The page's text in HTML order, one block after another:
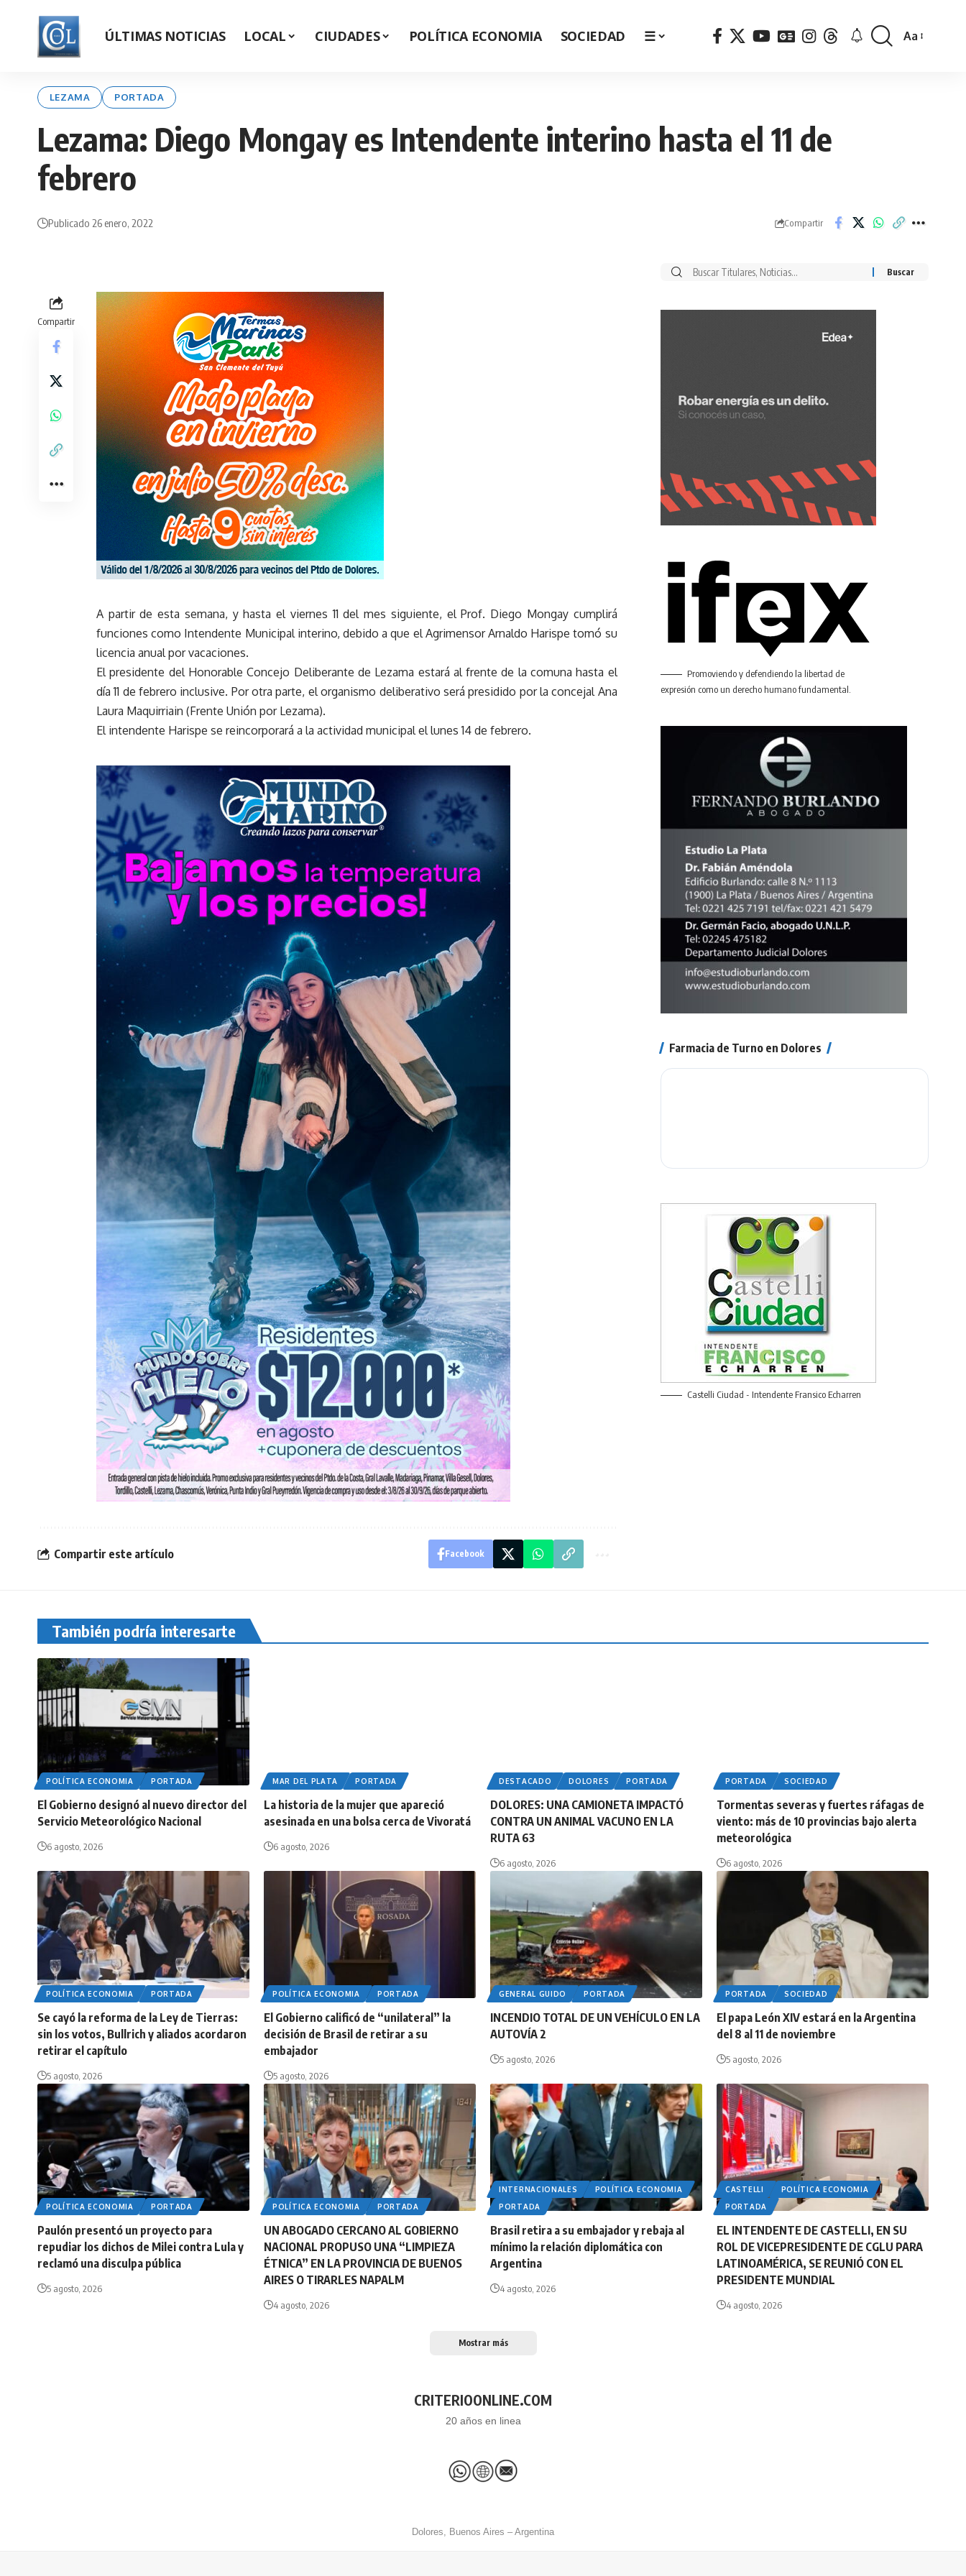
ÚLTIMAS NOTICIAS LOCAL CIUDADES POLÍTICA ECONOMIA SOCIEDAD ☰
Font
Aa
LEZAMA PORTADA
Lezama: Diego Mongay es Intendente interino hasta el 11 de
febrero
Publicado 26 enero, 2022 Compartir
Compartir
A partir de esta semana, y hasta el viernes 11 del mes siguiente, el Prof. Diego Mongay cumplirá
funciones como Intendente Municipal interino, debido a que el Agrimensor Arnaldo Harispe tomó su
licencia anual por vacaciones.
El presidente del Honorable Concejo Deliberante de Lezama estará al frente de la comuna hasta el
día 11 de febrero inclusive. Por otra parte, el organismo deliberativo será presidido por la concejal Ana
Laura Maquirriain (Frente Unión por Lezama).
El intendente Harispe se reincorporará a la actividad municipal el lunes 14 de febrero.
Compartir este artículo Facebook
Buscar
Promoviendo y defendiendo la libertad de
expresión como un derecho humano fundamental.
Farmacia de Turno en Dolores
Castelli Ciudad - Intendente Fransico Echarren
También podría interesarte
POLÍTICA ECONOMIA PORTADA
El Gobierno designó al nuevo director del
Servicio Meteorológico Nacional
6 agosto, 2026
MAR DEL PLATA PORTADA
La historia de la mujer que apareció
asesinada en una bolsa cerca de Vivoratá
6 agosto, 2026
DESTACADO DOLORES PORTADA
DOLORES: UNA CAMIONETA IMPACTÓ
CONTRA UN ANIMAL VACUNO EN LA
RUTA 63
6 agosto, 2026
PORTADA SOCIEDAD
Tormentas severas y fuertes ráfagas de
viento: más de 10 provincias bajo alerta
meteorológica
6 agosto, 2026
POLÍTICA ECONOMIA PORTADA
Se cayó la reforma de la Ley de Tierras:
sin los votos, Bullrich y aliados acordaron
retirar el capítulo
5 agosto, 2026
POLÍTICA ECONOMIA PORTADA
El Gobierno calificó de “unilateral” la
decisión de Brasil de retirar a su
embajador
5 agosto, 2026
GENERAL GUIDO PORTADA
INCENDIO TOTAL DE UN VEHÍCULO EN LA
AUTOVÍA 2
5 agosto, 2026
PORTADA SOCIEDAD
El papa León XIV estará en la Argentina
del 8 al 11 de noviembre
5 agosto, 2026
POLÍTICA ECONOMIA PORTADA
Paulón presentó un proyecto para
repudiar los dichos de Milei contra Lula y
reclamó una disculpa pública
5 agosto, 2026
POLÍTICA ECONOMIA PORTADA
UN ABOGADO CERCANO AL GOBIERNO
NACIONAL PROPUSO UNA “LIMPIEZA
ÉTNICA” EN LA PROVINCIA DE BUENOS
AIRES O TIRARLES NAPALM
4 agosto, 2026
INTERNACIONALES
POLÍTICA ECONOMIA
PORTADA
Brasil retira a su embajador y rebaja al
mínimo la relación diplomática con
Argentina
4 agosto, 2026
CASTELLI
POLÍTICA ECONOMIA
PORTADA
EL INTENDENTE DE CASTELLI, EN SU
ROL DE VICEPRESIDENTE DE CGLU PARA
LATINOAMÉRICA, SE REUNIÓ CON EL
PRESIDENTE MUNDIAL
4 agosto, 2026
Mostrar más
CRITERIOONLINE.COM
20 años en linea
Dolores, Buenos Aires – Argentina